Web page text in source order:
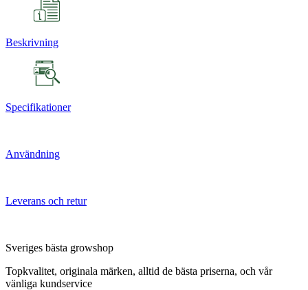
Beskrivning
Specifikationer
Användning
Leverans och retur
Sveriges bästa growshop
Topkvalitet, originala märken, alltid de bästa priserna, och vår
vänliga kundservice